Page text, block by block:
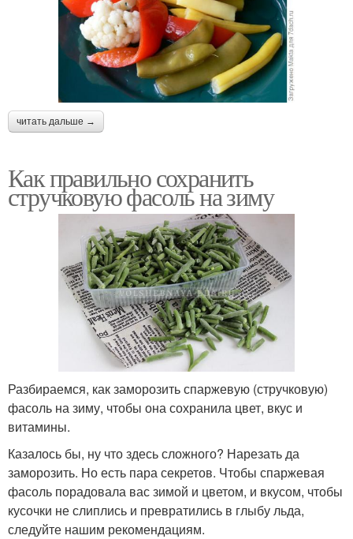
читать дальше →
Как правильно сохранить
стручковую фасоль на зиму
Разбираемся, как заморозить спаржевую (стручковую)
фасоль на зиму, чтобы она сохранила цвет, вкус и
витамины.
Казалось бы, ну что здесь сложного? Нарезать да
заморозить. Но есть пара секретов. Чтобы спаржевая
фасоль порадовала вас зимой и цветом, и вкусом, чтобы
кусочки не слиплись и превратились в глыбу льда,
следуйте нашим рекомендациям.